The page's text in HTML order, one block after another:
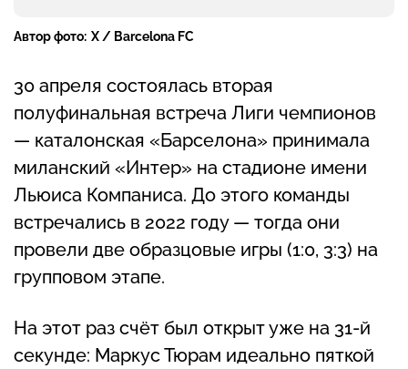
Автор фото: Х / Barcelona FC
30 апреля состоялась вторая
полуфинальная встреча Лиги чемпионов
— каталонская «Барселона» принимала
миланский «Интер» на стадионе имени
Льюиса Компаниса. До этого команды
встречались в 2022 году — тогда они
провели две образцовые игры (1:0, 3:3) на
групповом этапе.
На этот раз счёт был открыт уже на 31-й
секунде: Маркус Тюрам идеально пяткой